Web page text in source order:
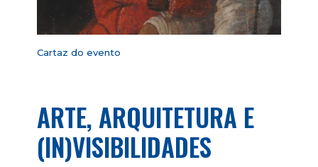
Cartaz do evento
ARTE, ARQUITETURA E
(IN)VISIBILIDADES